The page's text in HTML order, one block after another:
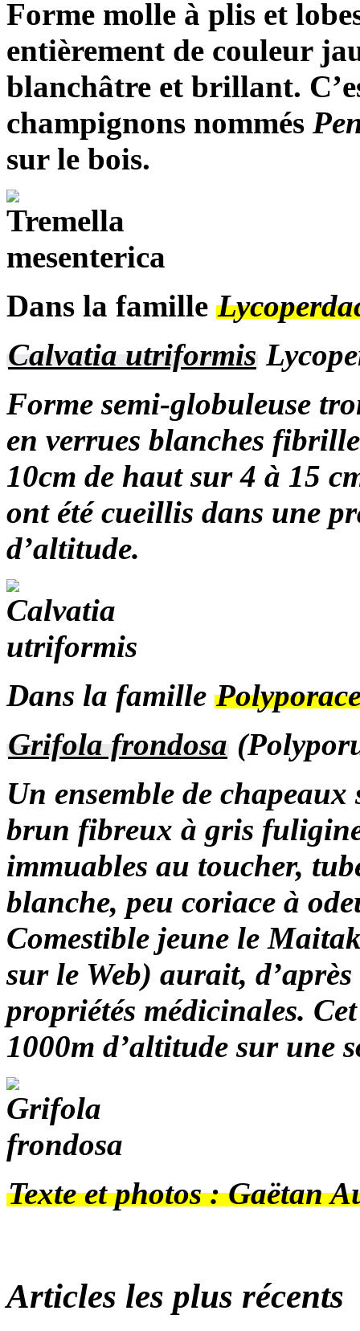
Forme molle à plis et
entièrement de couleur
blanchâtre et brillant.
champignons nommés
sur le bois.
Dans la famille
Calvatia utriformis
Forme semi-globuleuse
en verrues blanches
10cm de haut sur 4 à 15
ont été cueillis dans une
d’altitude.
Dans la famille
Grifola frondosa (
Un ensemble de
brun fibreux à gris
immuables au toucher,
blanche, peu coriace à
Comestible jeune le
sur le Web) aurait,
propriétés médicinales.
1000m d’altitude sur une
Texte et photos : Gaëtan
Articles les plus récents